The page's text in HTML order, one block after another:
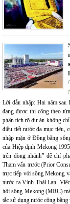
Lời dẫn nhập: Hai năm sau
đang được thi công theo
phân tích rõ dự án không
điều tiết nước đa mục tiêu,
nhập mặn ở Đồng bằng
của Hiệp định Mekong
trên dòng nhánh” để chỉ
Tham vấn trước (Prior
trực tiếp với sông Mekong
nước ra Vịnh Thái Lan.
hội sông Mekong (MRC)
tắc sử dụng nước công bằng